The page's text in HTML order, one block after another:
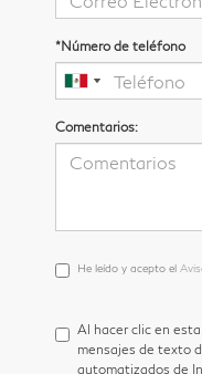
*Número de teléfono
Comentarios:
He
acepto
el
<a
He leído y acepto el
Al hacer clic en
mensajes de texto
automatizados de